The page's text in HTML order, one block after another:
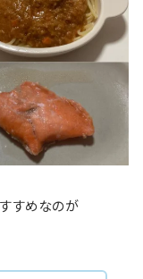
すめなのが